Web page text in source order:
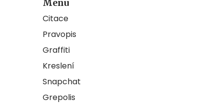
Menu
Citace
Pravopis
Graffiti
Kreslení
Snapchat
Grepolis